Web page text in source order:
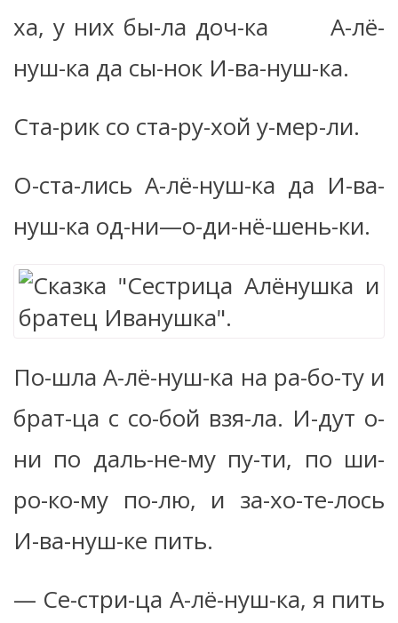
ха, у них бы-ла доч-ка А-лё-
нуш-ка да сы-нок И-ва-нуш-ка.
Ста-рик со ста-ру-хой у-мер-ли.
О-ста-лись А-лё-нуш-ка да И-ва-
нуш-ка од-ни—о-ди-нё-шень-ки.
По-шла А-лё-нуш-ка на ра-бо-ту и
брат-ца с со-бой взя-ла. И-дут о-
ни по даль-не-му пу-ти, по ши-
ро-ко-му по-лю, и за-хо-те-лось
И-ва-нуш-ке пить.
— Се-стри-ца А-лё-нуш-ка, я пить